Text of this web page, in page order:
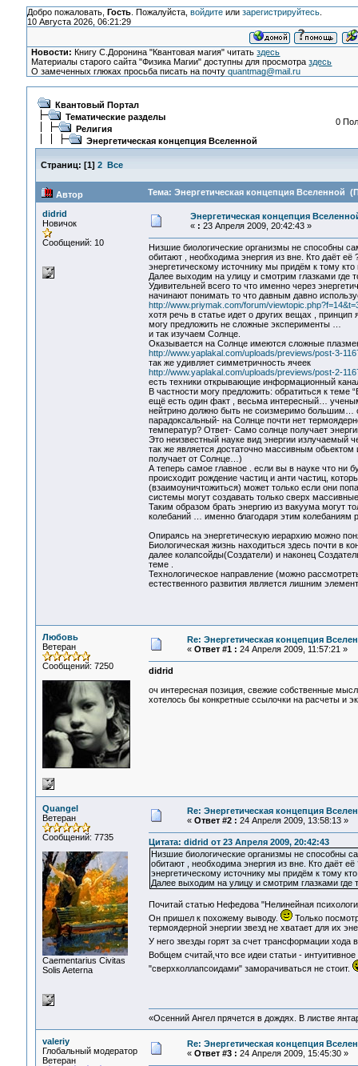
Добро пожаловать, Гость. Пожалуйста, войдитеили зарегистрируйтесь.
10 Августа 2026, 06:21:29
Новости: Книгу С.Доронина "Квантовая магия" читатьздесь
Материалы старого сайта "Физика Магии" доступны для просмотраздесь
О замеченных глюках просьба писать на почтуquantmag@mail.ru
Квантовый Портал
Тематические разделы
Религия
Энергетическая концепция Вселенной
0
Страниц: [1] 2 Все
Автор Тема: Энергетическая концепция Вселенной
didrid
Новичок
Сообщений: 10
Энергетическая концепция
« : 23 Апреля 2009, 20:42:43 »
Низшие биологические организмы не способны
обитают , необходима энергия из вне. Кто даёт
энергетическому источнику мы придём к тому
Далее выходим на улицу и смотрим глазками где
Удивительней всего то что именно через
начинают понимать то что давным давно
http://www.priymak.com/forum/
хотя речь в статье идет о других вещах ,
могу предложить не сложные эксперименты …
и так изучаем Солнце.
Оказывается на Солнце имеются сложные
http://www.yaplakal.com/uploads/previews/post-3-
так же удивляет симметричность ячеек
http://www.yaplakal.com/uploads/previews/post-2-
есть техники открывающие информационный
В частности могу предложить: обратиться к теме
ещё есть один факт , весьма интересный…
нейтрино должно быть не соизмеримо большим…
парадоксальный- на Солнце почти нет
температур? Ответ- Само солнце получает
Это неизвестный науке вид энергии излучаемый
так же является достаточно массивным
получает от Солнце…)
А теперь самое главное . если вы в науке что ни
происходит рождение частиц и анти частиц,
(взаимоуничтожиться) может только если они
системы могут создавать только сверх
Таким образом брать энергию из вакуума могут
колебаний … именно благодаря этим колебаниям
Опираясь на энергетическую иерархию можно
Биологическая жизнь находиться здесь почти в
далее колапсойды(Создатели) и наконец
теме .
Технологическое направление (можно
естественного развития является лишним
Любовь
Ветеран
Сообщений: 7250
Re: Энергетическая концепция
« Ответ #1 : 24 Апреля 2009, 11:57:21 »
didrid
оч интересная позиция, свежие собственные
хотелось бы конкретные ссылочки на расчеты и
Quangel
Ветеран
Сообщений: 7735
Сaementarius Civitas
Solis Aeterna
Re: Энергетическая концепция
« Ответ #2 : 24 Апреля 2009, 13:58:13 »
Цитата: didrid от 23 Апреля 2009, 20:42:43
Низшие биологические организмы не способны
обитают , необходима энергия из вне. Кто даёт
энергетическому источнику мы придём к тому
Далее выходим на улицу и смотрим глазками где
Почитай статью Нефедова "Нелинейная
Он пришел к похожему выводу.
Только
термоядерной энергии звезд не хватает для их
У него звезды горят за счет трансформации хода
Вобщем считай,что все идеи статьи -
"сверхколлапсоидами" заморачиваться не стоит.
«Осенний Ангел прячется в дождях. В листве
valeriy
Глобальный модератор
Ветеран
Re: Энергетическая концепция
« Ответ #3 : 24 Апреля 2009, 15:45:30 »